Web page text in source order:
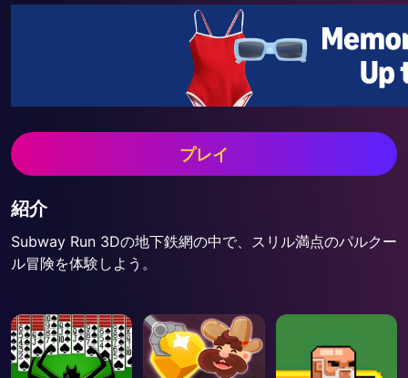
プレイ
紹介
Subway Run 3Dの地下鉄網の中で、スリル満点のパルクー
ル冒険を体験しよう。